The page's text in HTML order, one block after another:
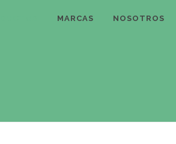
MARCAS NOSOTROS